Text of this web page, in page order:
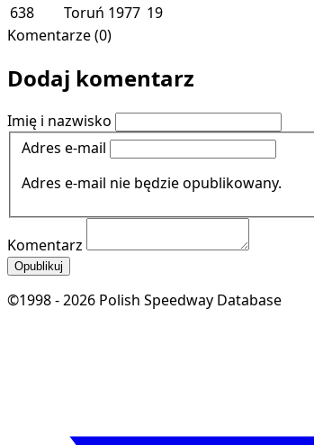
638
Toruń 1977 19
Komentarze (0)
Dodaj komentarz
Imię i nazwisko
Adres e-mail
Adres e-mail nie będzie opublikowany.
Komentarz
Opublikuj
©1998 - 2026 Polish Speedway Database